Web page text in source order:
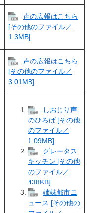
声の広報はこちら
[その他のファイル／
1.3MB]
声の広報はこちら
[その他のファイル／
3.01MB]
しおじり声
のひろば [その他
のファイル／
1.09MB]
グレータス
キッチン [その他
のファイル／
438KB]
姉妹都市ニ
ュース [その他の